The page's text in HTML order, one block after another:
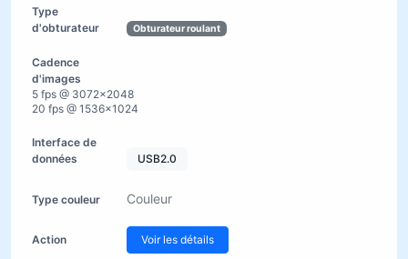
Obturateur roulant
5 fps @ 3072×2048
20 fps @ 1536×1024
USB2.0
Couleur
Voir les détails